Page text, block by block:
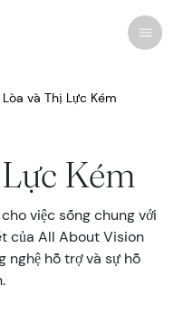
Thuật
Lòa và Thị Lực Kém
Kém
việc sống chung với
của All About Vision
nghệ hỗ trợ và sự hỗ